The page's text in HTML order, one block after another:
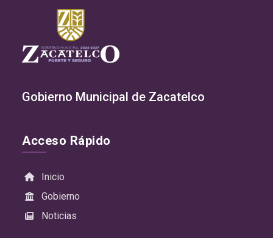
Gobierno Municipal de Zacatelco
Acceso Rápido
Inicio
Gobierno
Noticias